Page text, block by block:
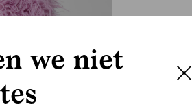
we niet